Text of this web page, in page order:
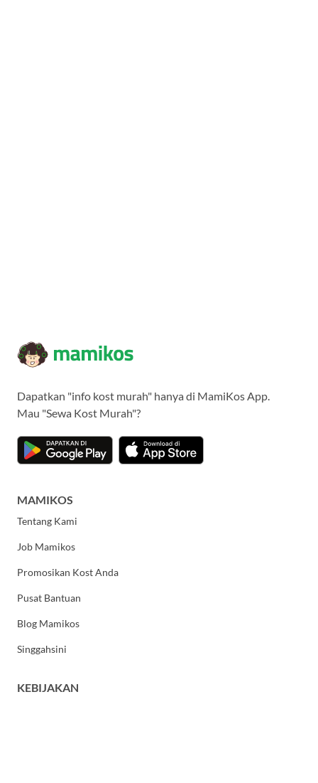
Dapatkan "info kost murah" hanya di MamiKos App.
Mau "Sewa Kost Murah"?
MAMIKOS
Tentang Kami
Job Mamikos
Promosikan Kost Anda
Pusat Bantuan
Blog Mamikos
Singgahsini
KEBIJAKAN